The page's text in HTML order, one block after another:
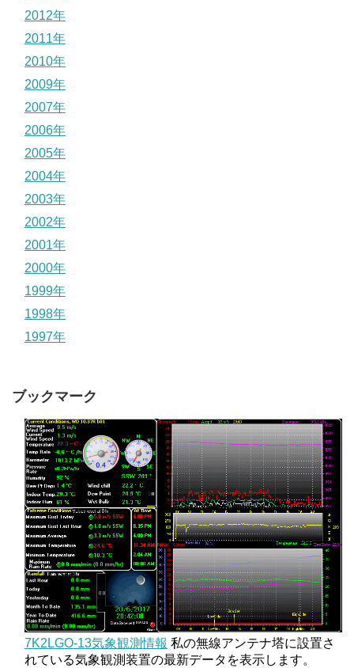
2012年
2011年
2010年
2009年
2007年
2006年
2005年
2004年
2003年
2002年
2001年
2000年
1999年
1998年
1997年
ブックマーク
7K2LGO-13気象観測情報 私の無線アンテナ塔に設置さ
れている気象観測装置の最新データを表示します。